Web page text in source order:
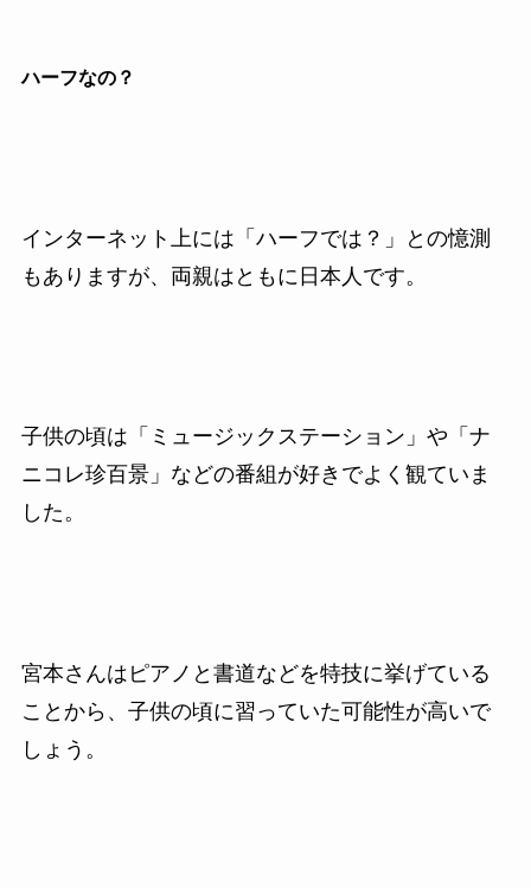
ハーフなの？
インターネット上には「ハーフでは？」との憶測
もありますが、両親はともに日本人です。
子供の頃は「ミュージックステーション」や「ナ
ニコレ珍百景」などの番組が好きでよく観ていま
した。
宮本さんはピアノと書道などを特技に挙げている
ことから、子供の頃に習っていた可能性が高いで
しょう。